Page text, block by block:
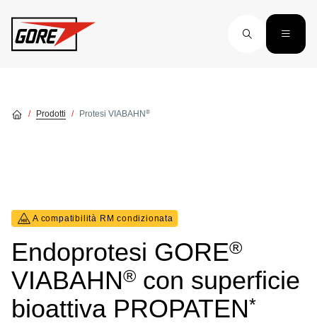
Prodotti Protesi VIABAHN ®
A compatibilità RM condizionata
Endoprotesi GORE®
VIABAHN® con superficie
bioattiva PROPATEN*